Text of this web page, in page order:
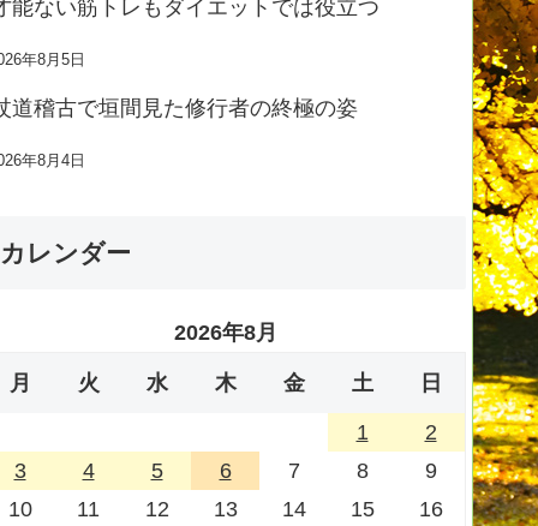
能ない筋トレもダイエットでは役立つ
年8月5日
道稽古で垣間見た修行者の終極の姿
年8月4日
カレンダー
2026年8月
月 火 水 木 金 土 日
1
2
3
4 5 6 7 8
9
10
11 12 13 14 15
16